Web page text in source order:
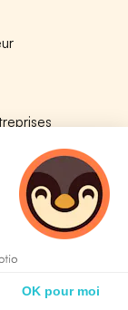
OK pour moi
2 personnes
consultent
actuellement cette